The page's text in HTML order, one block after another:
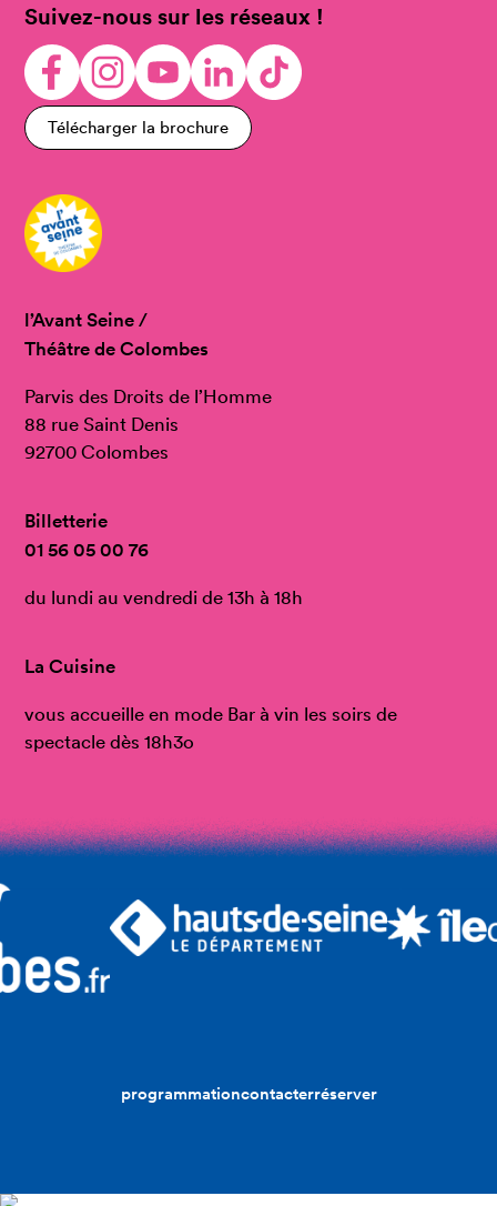
Suivez-nous sur les réseaux !
Télécharger la brochure
l’Avant Seine /
Théâtre de Colombes
Parvis des Droits de l’Homme
88 rue Saint Denis
92700 Colombes
Billetterie
01 56 05 00 76
du lundi au vendredi de 13h à 18h
La Cuisine
vous accueille en mode Bar à vin les soirs de
spectacle dès 18h3o
programmationcontacterréserver